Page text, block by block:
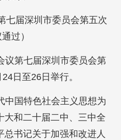
七届深圳市委员会第五次
过）
议第七届深圳市委员会第
日至26日举行。
中国特色社会主义思想为
大和二十届二中、三中全
书记关于加强和改进人